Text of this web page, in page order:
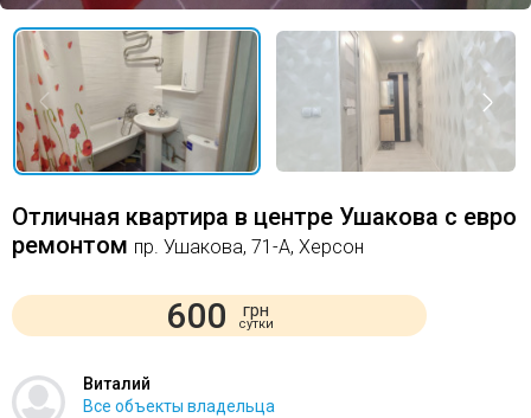
Отличная квартира в центре Ушакова с евро
ремонтом пр. Ушакова, 71-А, Херсон
600 грн
сутки
Виталий
Все объекты владельца